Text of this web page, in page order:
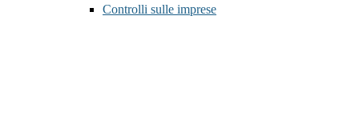
Controlli sulle imprese